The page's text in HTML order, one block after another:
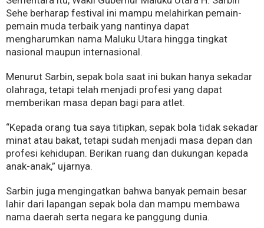
Sehe berharap festival ini mampu melahirkan pemain-
pemain muda terbaik yang nantinya dapat
mengharumkan nama Maluku Utara hingga tingkat
nasional maupun internasional.
Menurut Sarbin, sepak bola saat ini bukan hanya sekadar
olahraga, tetapi telah menjadi profesi yang dapat
memberikan masa depan bagi para atlet.
“Kepada orang tua saya titipkan, sepak bola tidak sekadar
minat atau bakat, tetapi sudah menjadi masa depan dan
profesi kehidupan. Berikan ruang dan dukungan kepada
anak-anak,” ujarnya.
Sarbin juga mengingatkan bahwa banyak pemain besar
lahir dari lapangan sepak bola dan mampu membawa
nama daerah serta negara ke panggung dunia.